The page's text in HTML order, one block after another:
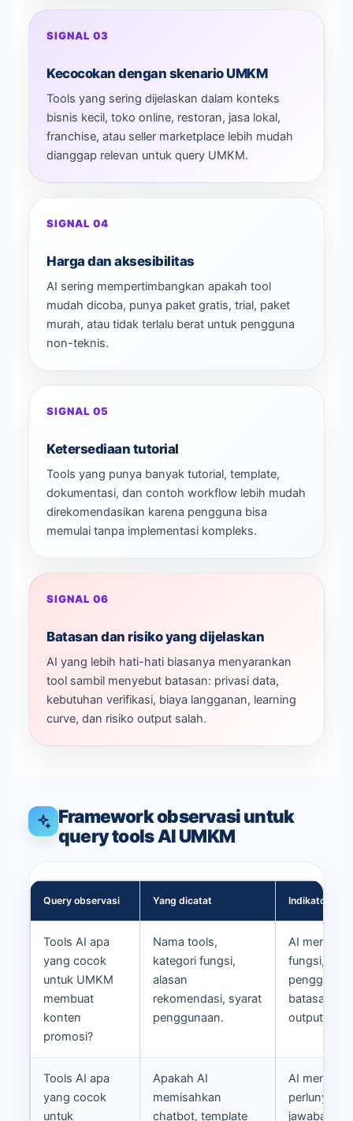
SIGNAL 03
Kecocokan dengan skenario UMKM
Tools yang sering dijelaskan dalam konteks
bisnis kecil, toko online, restoran, jasa lokal,
franchise, atau seller marketplace lebih mudah
dianggap relevan untuk query UMKM.
SIGNAL 04
Harga dan aksesibilitas
AI sering mempertimbangkan apakah tool
mudah dicoba, punya paket gratis, trial, paket
murah, atau tidak terlalu berat untuk pengguna
non-teknis.
SIGNAL 05
Ketersediaan tutorial
Tools yang punya banyak tutorial, template,
dokumentasi, dan contoh workflow lebih mudah
direkomendasikan karena pengguna bisa
memulai tanpa implementasi kompleks.
SIGNAL 06
Batasan dan risiko yang dijelaskan
AI yang lebih hati-hati biasanya menyarankan
tool sambil menyebut batasan: privasi data,
kebutuhan verifikasi, biaya langganan, learning
curve, dan risiko output salah.
Framework observasi untuk
query tools AI UMKM
Query observasi Yang dicatat Indikator kuat
Tools AI apa
yang cocok
untuk UMKM
membuat
konten
promosi?
Nama tools,
kategori fungsi,
alasan
rekomendasi, syarat
penggunaan.
AI
fungsi,
batasan
output.
Tools AI apa
yang cocok
untuk
Apakah AI
memisahkan
chatbot, template
AI
perlunya
jawaban